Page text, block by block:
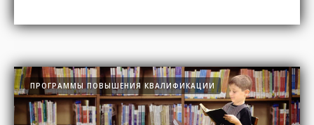
ПРОГРАММЫ ПОВЫШЕНИЯ КВАЛИФИКАЦИИ